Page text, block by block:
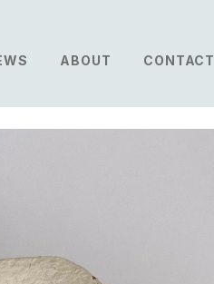
ABOUT CONTACT